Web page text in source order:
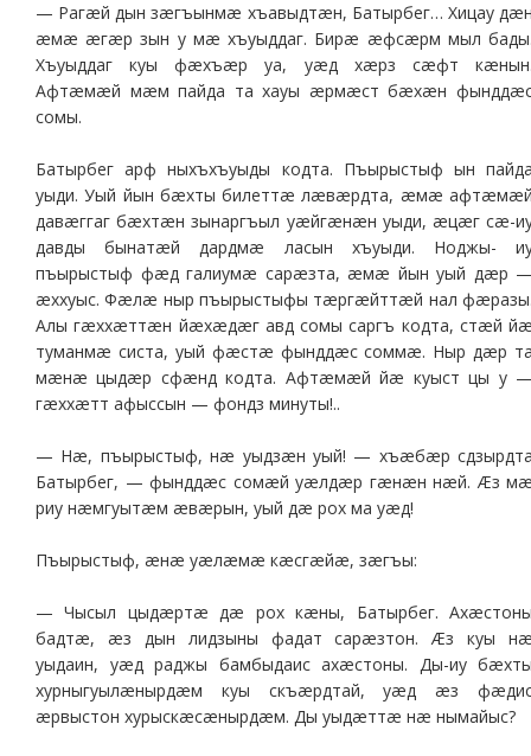
— Рагæй дын зæгъынмæ хъавыдтæн, Батырбег… Хицау
æмæ æгæр зын у мæ хъуыддаг. Бирæ æфсæрм мыл
Хъуыддаг куы фæхъæр уа, уæд хæрз сæфт
Афтæмæй мæм пайда та хауы æрмæст бæхæн
сомы.
Батырбег арф ныхъхъуыды кодта. Пъырыстыф ын
уыди. Уый йын бæхты билеттæ лæвæрдта, æмæ
давæггаг бæхтæн зынаргъыл уæйгæнæн уыди, æцæг сæ-
давды бынатæй дардмæ ласын хъуыди. Ноджы-
пъырыстыф фæд галиумæ сарæзта, æмæ йын уый дæр
æххуыс. Фæлæ ныр пъырыстыфы тæргæйттæй нал
Алы гæххæттæн йæхæдæг авд сомы саргъ кодта, стæй
туманмæ систа, уый фæстæ фынддæс соммæ. Ныр дæр
мæнæ цыдæр сфæнд кодта. Афтæмæй йæ куыст цы у
гæххæтт афыссын — фондз минуты!..
— Нæ, пъырыстыф, нæ уыдзæн уый! — хъæбæр
Батырбег, — фынддæс сомæй уæлдæр гæнæн нæй. Æз
риу нæмгуытæм æвæрын, уый дæ рох ма уæд!
Пъырыстыф, æнæ уæлæмæ кæсгæйæ, зæгъы:
— Чысыл цыдæртæ дæ рох кæны, Батырбег.
бадтæ, æз дын лидзыны фадат сарæзтон. Æз куы
уыдаин, уæд раджы бамбыдаис ахæстоны. Ды-иу
хурныгуылæнырдæм куы скъæрдтай, уæд æз
æрвыстон хурыскæсæнырдæм. Ды уыдæттæ нæ нымайыс?